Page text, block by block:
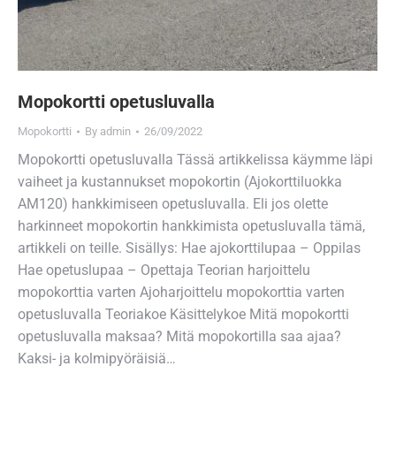
Mopokortti opetusluvalla
Mopokortti By admin 26/09/2022
Mopokortti opetusluvalla Tässä artikkelissa käymme läpi
vaiheet ja kustannukset mopokortin (Ajokorttiluokka
AM120) hankkimiseen opetusluvalla. Eli jos olette
harkinneet mopokortin hankkimista opetusluvalla tämä,
artikkeli on teille. Sisällys: Hae ajokorttilupaa – Oppilas
Hae opetuslupaa – Opettaja Teorian harjoittelu
mopokorttia varten Ajoharjoittelu mopokorttia varten
opetusluvalla Teoriakoe Käsittelykoe Mitä mopokortti
opetusluvalla maksaa? Mitä mopokortilla saa ajaa?
Kaksi- ja kolmipyöräisiä…